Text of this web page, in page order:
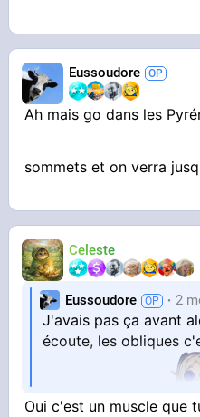
Eussoudore
Ah mais go dans les
sommets et on verra
Celeste
Eussoudore 2
J'avais pas ça avant
écoute, les obliques
Oui c'est un muscle que